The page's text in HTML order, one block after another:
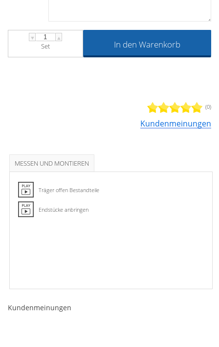
(0)
Kundenmeinungen
▼ ▲
Set In den Warenkorb
MESSEN UND MONTIEREN
Träger offen Bestandteile
Endstücke anbringen
Kundenmeinungen